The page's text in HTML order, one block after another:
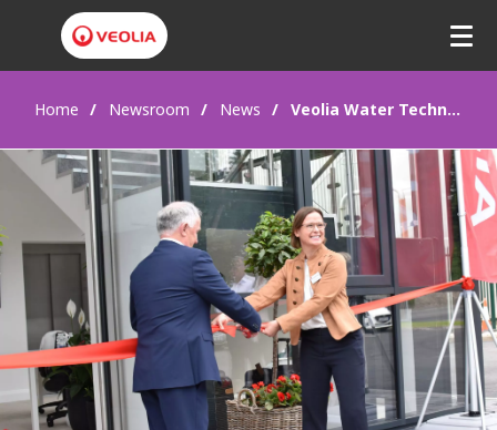
Home Newsroom News Veolia Water Technologies inaugura un nuovo Centro di Eccellenza per la divisione farmaceutica a Dublino